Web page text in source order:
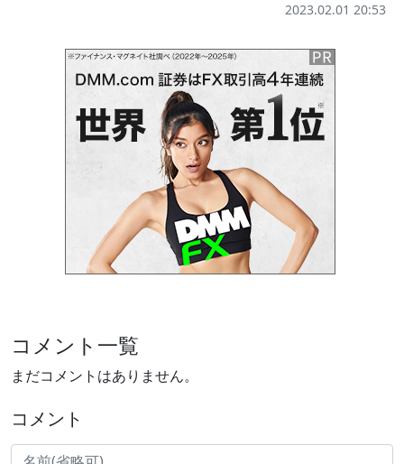
2023.02.01 20:53
コメント一覧
まだコメントはありません。
コメント